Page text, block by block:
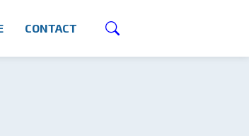
CONTACT